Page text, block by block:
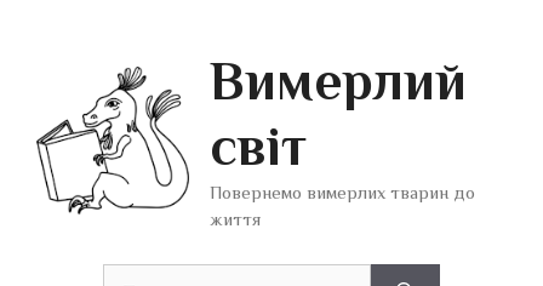
Вимерлий
світ
Повернемо вимерлих тварин до
життя